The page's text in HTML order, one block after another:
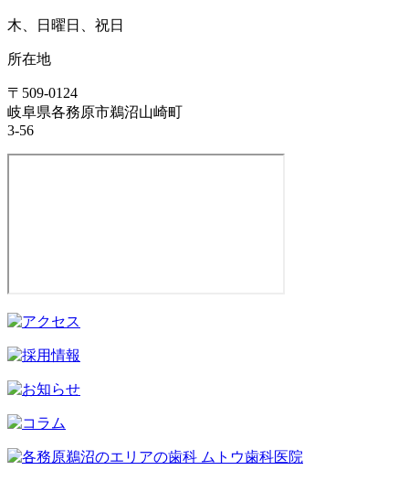
木、日曜日、祝日
所在地
〒509-0124
岐阜県各務原市鵜沼山崎町
3-56